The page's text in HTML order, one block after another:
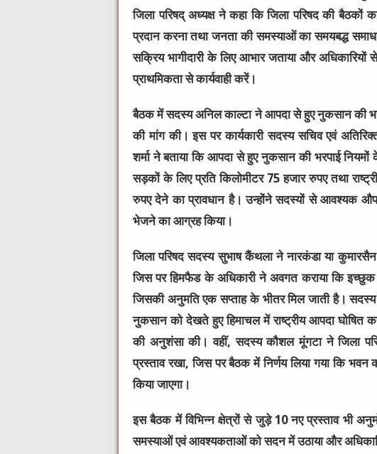
जिला परिषद् अध्यक्ष ने कहा कि जिला परिषद की बैठकों
प्रदान करना तथा जनता की समस्याओं का समयबद्ध
सक्रिय भागीदारी के लिए आभार जताया और अधिकारियों से
प्राथमिकता से कार्यवाही करें।
बैठक में सदस्य अनिल काल्टा ने आपदा से हुए नुकसान की
की मांग की। इस पर कार्यकारी सदस्य सचिव एवं
शर्मा ने बताया कि आपदा से हुए नुकसान की भरपाई
सड़कों के लिए प्रति किलोमीटर 75 हजार रुपए तथा
रुपए देने का प्रावधान है। उन्होंने सदस्यों से आवश्यक
भेजने का आग्रह किया।
जिला परिषद सदस्य सुभाष कैंथला ने नारकंडा या
जिस पर हिमफैड के अधिकारी ने अवगत कराया कि इच्छुक
जिसकी अनुमति एक सप्ताह के भीतर मिल जाती है।
नुकसान को देखते हुए हिमाचल में राष्ट्रीय आपदा घोषित
की अनुशंसा की। वहीं, सदस्य कौशल मूंगटा ने जिला
प्रस्ताव रखा, जिस पर बैठक में निर्णय लिया गया कि भवन
किया जाएगा।
इस बैठक में विभिन्न क्षेत्रों से जुड़े 10 नए प्रस्ताव भी
समस्याओं एवं आवश्यकताओं को सदन में उठाया और